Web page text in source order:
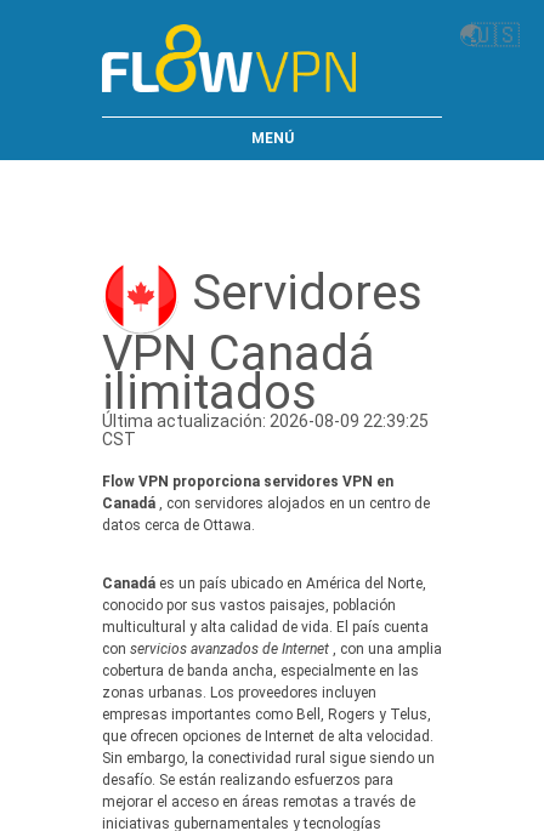
🌏🇺🇸
MENÚ
Servidores
VPN Canadá
ilimitados
Última actualización: 2026-08-09 22:39:25
CST
Flow VPN proporciona servidores VPN en
Canadá , con servidores alojados en un centro de
datos cerca de Ottawa.
Canadá es un país ubicado en América del Norte,
conocido por sus vastos paisajes, población
multicultural y alta calidad de vida. El país cuenta
con servicios avanzados de Internet , con una amplia
cobertura de banda ancha, especialmente en las
zonas urbanas. Los proveedores incluyen
empresas importantes como Bell, Rogers y Telus,
que ofrecen opciones de Internet de alta velocidad.
Sin embargo, la conectividad rural sigue siendo un
desafío. Se están realizando esfuerzos para
mejorar el acceso en áreas remotas a través de
iniciativas gubernamentales y tecnologías